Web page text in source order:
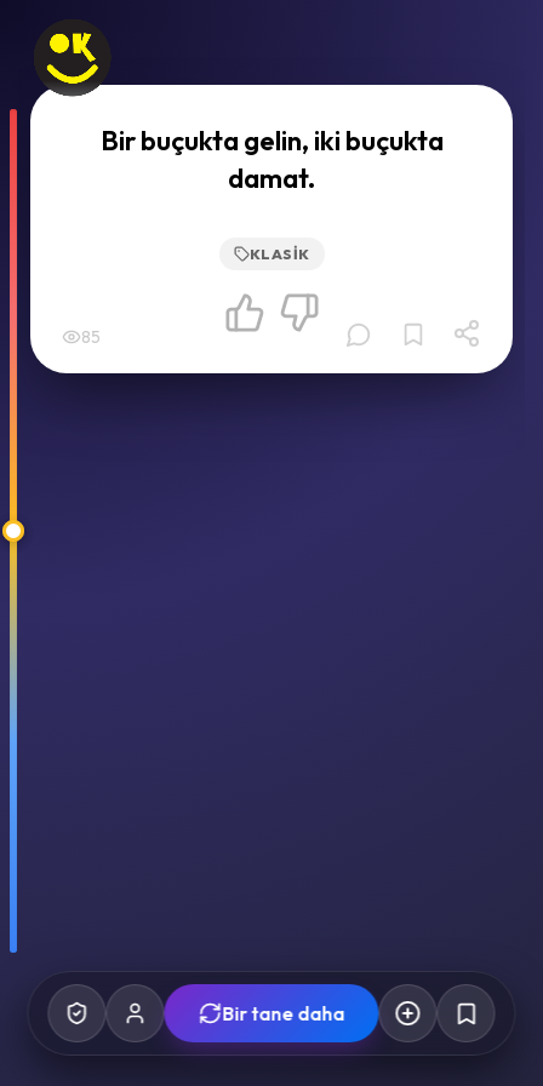
Bir buçukta gelin, iki buçukta
damat.
KLASIK
85
Bir tane daha